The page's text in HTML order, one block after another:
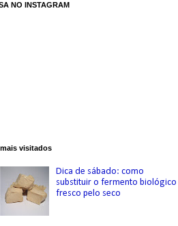
NO INSTAGRAM
visitados
Dica de sábado: como
substituir o fermento biológico
fresco pelo seco